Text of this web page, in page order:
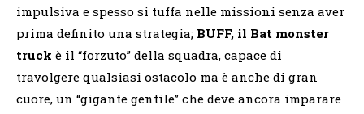
impulsiva e spesso si tuffa nelle missioni senza aver
prima definito una strategia; BUFF, il Bat monster
truck è il “forzuto” della squadra, capace di
travolgere qualsiasi ostacolo ma è anche di gran
cuore, un “gigante gentile” che deve ancora imparare